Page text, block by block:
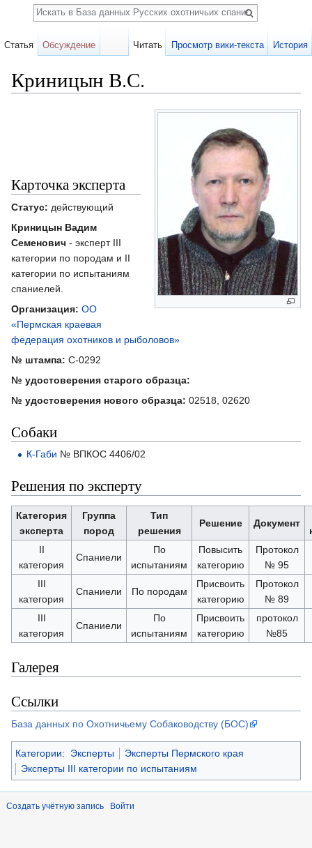
Криницын В.С.
Карточка эксперта
Статус: действующий
Криницын Вадим
Семенович - эксперт III
категории по породам и II
категории по испытаниям
спаниелей.
Организация: ОО
«Пермская краевая
федерация охотников и рыболовов»
№ штампа: С-0292
№ удостоверения старого образца:
№ удостоверения нового образца: 02518, 02620
Собаки
К-Габи № ВПКОС 4406/02
Решения по эксперту
Категория
эксперта
Группа
пород
Тип
решения
Решение Документ
II
категория
Спаниели
По
испытаниям
Повысить
категорию
Протокол
№ 95
III
категория
Спаниели По породам
Присвоить
категорию
Протокол
№ 89
III
категория
Спаниели
По
испытаниям
Присвоить
категорию
протокол
№85
Галерея
Ссылки
База данных по Охотничьему Собаководству (БОС)
Категории: Эксперты
Эксперты Пермского края
Эксперты III категории по испытаниям
Создать учётную запись Войти
Статья Обсуждение Читать Просмотр вики-текста История
Поиск